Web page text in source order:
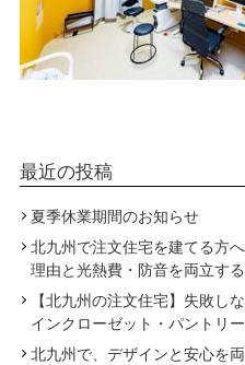
最近の投稿
夏季休業期間のお知らせ
北九州で注文住宅を建てる方
理由と光熱費・防音を両立す
【北九州の注文住宅】失敗し
インクローゼット・パントリ
北九州で、デザインと安心を